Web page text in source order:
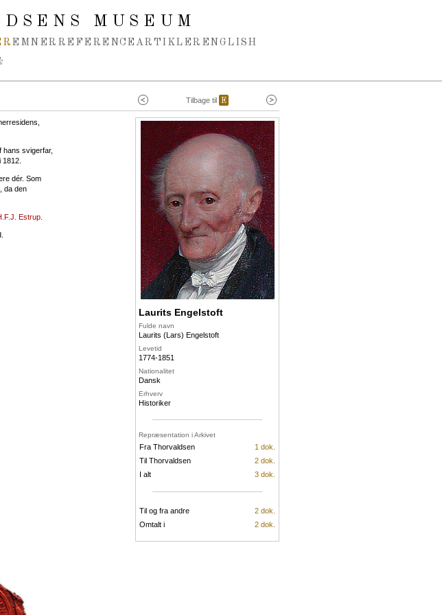
MUSEUM
EMNER REFERENCEARTIKLER ENGLISH
Tilbage til E
hans svigerfar,
1812.
dér. Som
da den
Estrup
Laurits Engelstoft
Fulde navn
Laurits (Lars) Engelstoft
Levetid
1774-1851
Nationalitet
Dansk
Erhverv
Historiker
Repræsentation i Arkivet
Fra Thorvaldsen
1 dok.
Til Thorvaldsen
2 dok.
I alt
3 dok.
Til og fra andre
2 dok.
Omtalt i
2 dok.